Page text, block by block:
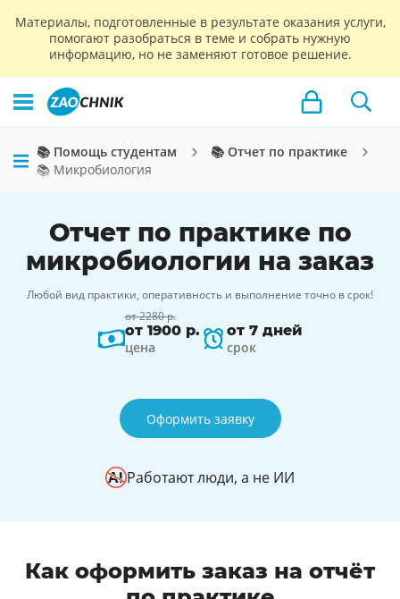
Материалы, подготовленные в результате оказания услуги,
помогают разобраться в теме и собрать нужную
информацию, но не заменяют готовое решение.
📚 Помощь студентам
📚 Отчет по практике
📚 Микробиология
Отчет по практике по
микробиологии на заказ
Любой вид практики, оперативность и выполнение точно в срок!
от 2280 р.
от 1900 р.
цена
от 7 дней
срок
Оформить заявку
Работают люди, а не ИИ
Как оформить заказ на отчёт